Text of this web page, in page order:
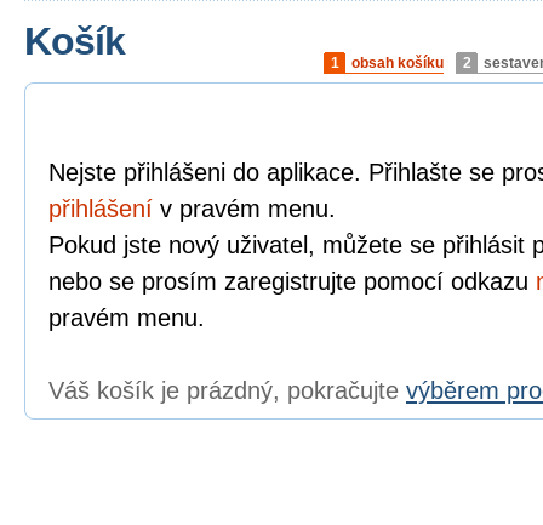
Košík 1 obsah košíku 2
Nejste přihlášeni do aplikace. Přihlašte se
přihlášení v pravém menu.
Pokud jste nový uživatel, můžete se přihlásit
nebo se prosím zaregistrujte pomocí odkazu
pravém menu.
Váš košík je prázdný, pokračujte výběrem